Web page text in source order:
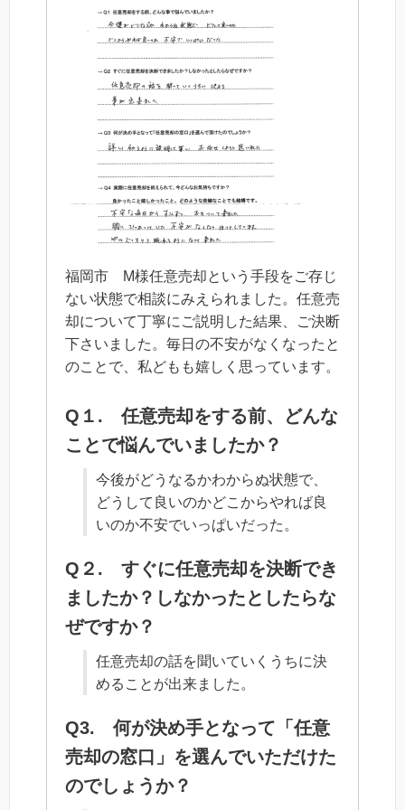
福岡市 M様任意売却という手段をご存じ
ない状態で相談にみえられました。任意売
却について丁寧にご説明した結果、ご決断
下さいました。毎日の不安がなくなったと
のことで、私どもも嬉しく思っています。
Q１. 任意売却をする前、どんな
ことで悩んでいましたか？
今後がどうなるかわからぬ状態で、
どうして良いのかどこからやれば良
いのか不安でいっぱいだった。
Q２. すぐに任意売却を決断でき
ましたか？しなかったとしたらな
ぜですか？
任意売却の話を聞いていくうちに決
めることが出来ました。
Q3. 何が決め手となって「任意
売却の窓口」を選んでいただけた
のでしょうか？